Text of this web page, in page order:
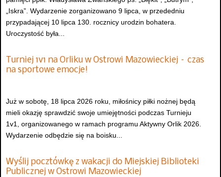
„Iskra”. Wydarzenie zorganizowano 9 lipca, w przededniu
przypadającej 10 lipca 130. rocznicy urodzin bohatera.
Uroczystość była...
Turniej 1v1 na Orliku w Ostrowi Mazowieckiej – czas
na sportowe emocje!
Już w sobotę, 18 lipca 2026 roku, miłośnicy piłki nożnej będą
mieli okazję sprawdzić swoje umiejętności podczas Turnieju
1v1, organizowanego w ramach programu Aktywny Orlik 2026.
Wydarzenie odbędzie się na boisku...
Wyślij pocztówkę z wakacji do Miejskiej Biblioteki
Publicznej w Ostrowi Mazowieckiej